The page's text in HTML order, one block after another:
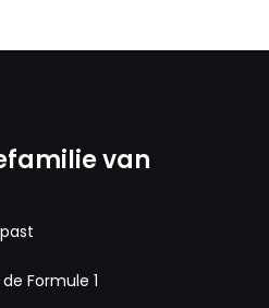
van
Formule 1